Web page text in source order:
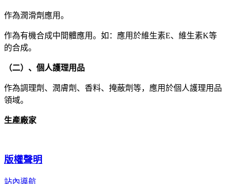
作為潤滑劑應用。
作為有機合成中間體應用。如：應用於維生素E、維生素K等
的合成。
（二）、個人護理用品
作為調理劑、潤膚劑、香料、掩蔽劑等，應用於個人護理用品
領域。
生產廠家
版權聲明
站內導航